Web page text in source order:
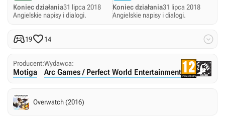
Koniec działania31 lipca 2018
Angielskie napisy i dialogi.
Koniec działania31 lipca 2018
Angielskie napisy i dialogi.
1914 
Producent:
Motiga
Wydawca:
Arc Games / Perfect World Entertainment
Overwatch (2016)